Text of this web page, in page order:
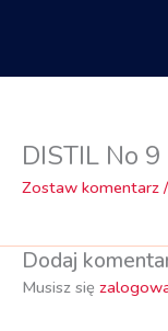
DISTIL No 9
Zostaw komentarz
Dodaj
Musisz się